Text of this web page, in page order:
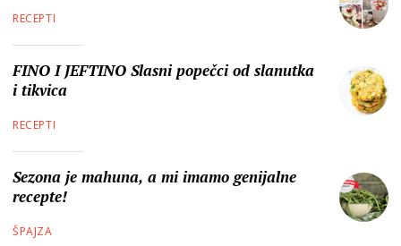
RECEPTI
FINO I JEFTINO Slasni popečci od slanutka
i tikvica
RECEPTI
Sezona je mahuna, a mi imamo genijalne
recepte!
ŠPAJZA